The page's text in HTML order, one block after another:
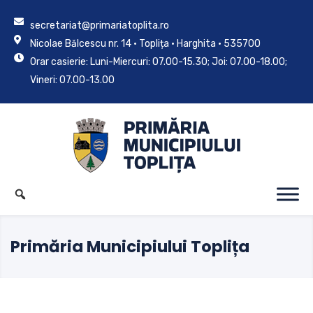
secretariat@primariatoplita.ro
Nicolae Bălcescu nr. 14 • Toplița • Harghita • 535700
Orar casierie: Luni-Miercuri: 07.00-15.30; Joi: 07.00-18.00;
Vineri: 07.00-13.00
Primăria Municipiului Toplița